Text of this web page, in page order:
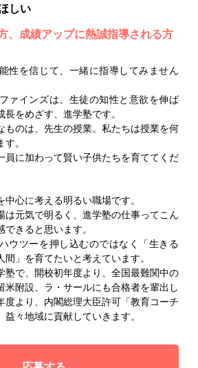
しい
、成績アップに熱誠指導される方
性を信じて、一緒に指導してみません
ァインズは、生徒の知性と意欲を伸ば
長をめざす、進学塾です。
ものは、先生の授業。私たちは授業を何
。
員に加わって賢い子供たちを育ててくだ
心に考える明るい職場です。
は元気で明るく、進学塾の仕事ってこん
きると思います。
ウツーを押し込むのではなく「生きる
」を育てたいと考えています。
塾で、開校初年度より、全国最難関中の
米附設、ラ・サールにも合格者を輩出し
度より、内閣総理大臣許可「教育コーチ
益々地域に貢献していきます。